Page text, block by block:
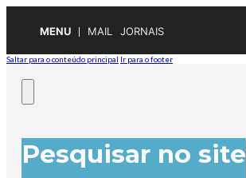
MENU MAIL JORNAIS
Saltar para o conteúdo principal Ir para o footer
Pesquisar no site